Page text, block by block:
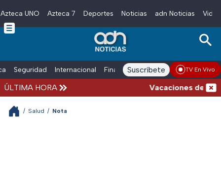
Skip to main content
Azteca UNO Azteca 7 Deportes Noticias adn Noticias
Seguridad Internacional Finanzas adn Noticias Radio
Suscríbete TV En Vivo
ÚLTIMA HORA Vacaciones de
/ Salud / Nota